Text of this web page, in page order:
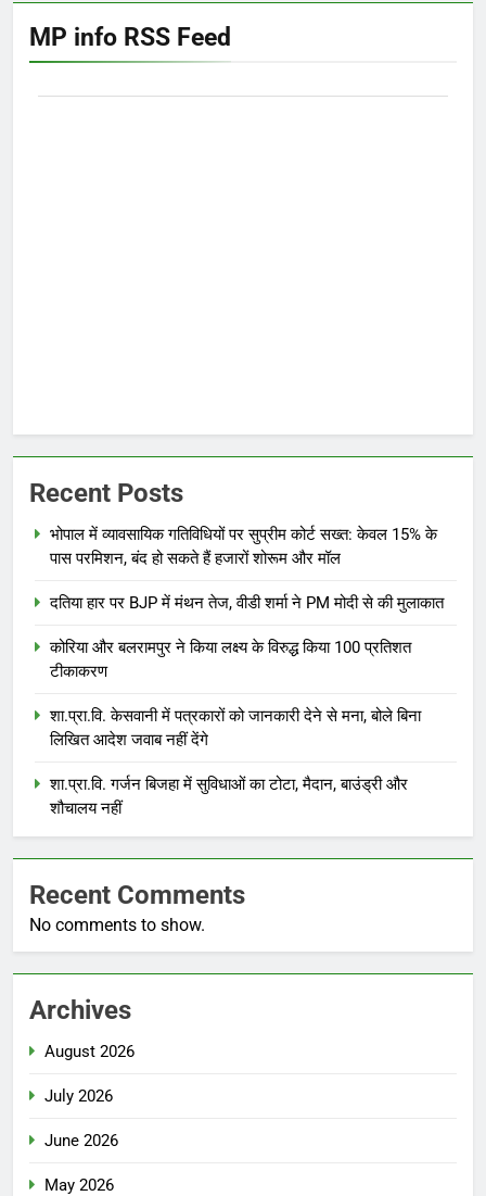
MP info RSS Feed
Recent Posts
भोपाल में व्यावसायिक गतिविधियों पर सुप्रीम कोर्ट सख्त: केवल 15% के
पास परमिशन, बंद हो सकते हैं हजारों शोरूम और मॉल
दतिया हार पर BJP में मंथन तेज, वीडी शर्मा ने PM मोदी से की मुलाकात
कोरिया और बलरामपुर ने किया लक्ष्य के विरुद्ध किया 100 प्रतिशत
टीकाकरण
शा.प्रा.वि. केसवानी में पत्रकारों को जानकारी देने से मना, बोले बिना
लिखित आदेश जवाब नहीं देंगे
शा.प्रा.वि. गर्जन बिजहा में सुविधाओं का टोटा, मैदान, बाउंड्री और
शौचालय नहीं
Recent Comments
No comments to show.
Archives
August 2026
July 2026
June 2026
May 2026